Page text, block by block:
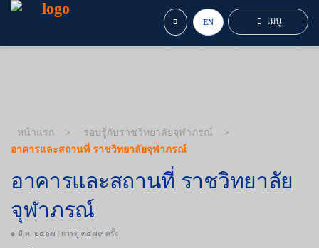
EN เมนู
หน้าแรก
รอบรู้กับราชวิทยาลัยจุฬาภรณ์
อาคารและสถานที่ ราชวิทยาลัยจุฬาภรณ์
อาคารและสถานที่ ราชวิทยาลัย
จุฬาภรณ์
๑ มี.ค. ๒๕๖๗ | การดู ๓๔๗๙ ครั้ง